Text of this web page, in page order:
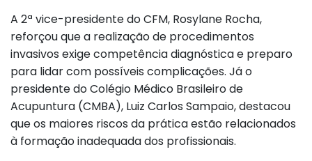
A 2ª vice-presidente do CFM, Rosylane Rocha,
reforçou que a realização de procedimentos
invasivos exige competência diagnóstica e preparo
para lidar com possíveis complicações. Já o
presidente do Colégio Médico Brasileiro de
Acupuntura (CMBA), Luiz Carlos Sampaio, destacou
que os maiores riscos da prática estão relacionados
à formação inadequada dos profissionais.